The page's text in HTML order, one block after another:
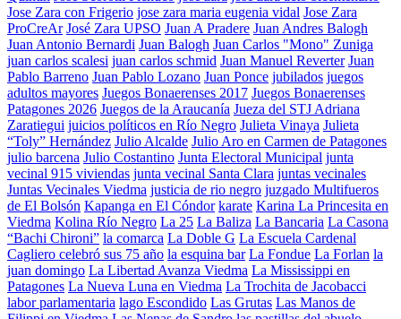
Jose Zara con Frigerio jose zara maria eugenia vidal Jose Zara
ProCreAr José Zara UPSO Juan A Pradere Juan Andres Balogh
Juan Antonio Bernardi Juan Balogh Juan Carlos "Mono" Zuniga
juan carlos scalesi juan carlos schmid Juan Manuel Reverter Juan
Pablo Barreno Juan Pablo Lozano Juan Ponce jubilados juegos
adultos mayores Juegos Bonaerenses 2017 Juegos Bonaerenses
Patagones 2026 Juegos de la Araucanía Jueza del STJ Adriana
Zaratiegui juicios políticos en Río Negro Julieta Vinaya Julieta
“Toly” Hernández Julio Alcalde Julio Aro en Carmen de Patagones
julio barcena Julio Costantino Junta Electoral Municipal junta
vecinal 915 viviendas junta vecinal Santa Clara juntas vecinales
Juntas Vecinales Viedma justicia de rio negro juzgado Multifueros
de El Bolsón Kapanga en El Cóndor karate Karina La Princesita en
Viedma Kolina Río Negro La 25 La Baliza La Bancaria La Casona
“Bachi Chironi” la comarca La Doble G La Escuela Cardenal
Cagliero celebró sus 75 año la esquina bar La Fondue La Forlan la
juan domingo La Libertad Avanza Viedma La Mississippi en
Patagones La Nueva Luna en Viedma La Trochita de Jacobacci
labor parlamentaria lago Escondido Las Grutas Las Manos de